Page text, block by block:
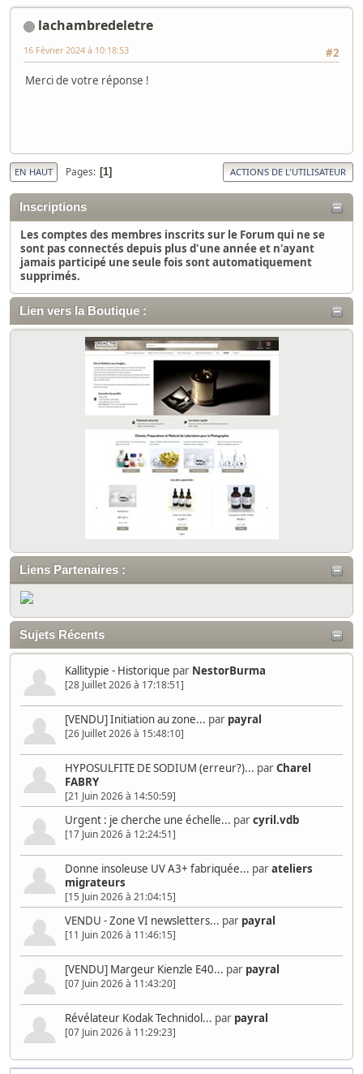
Inscriptions
Les comptes des membres inscrits sur le Forum qui ne se
sont pas connectés depuis plus d'une année et n'ayant
jamais participé une seule fois sont automatiquement
supprimés.
Lien vers la Boutique :
Liens Partenaires :
Sujets Récents
Kallitypie - Historique par NestorBurma
[28 Juillet 2026 à 17:18:51]
[VENDU] Initiation au zone... par payral
[26 Juillet 2026 à 15:48:10]
HYPOSULFITE DE SODIUM (erreur?)... parCharel
FABRY
[21 Juin 2026 à 14:50:59]
Urgent : je cherche une échelle... parcyril.vdb
[17 Juin 2026 à 12:24:51]
Donne insoleuse UV A3+ fabriquée... parateliers
migrateurs
[15 Juin 2026 à 21:04:15]
VENDU - Zone VI newsletters... par payral
[11 Juin 2026 à 11:46:15]
[VENDU] Margeur Kienzle E40... par payral
[07 Juin 2026 à 11:43:20]
Révélateur Kodak Technidol... par payral
[07 Juin 2026 à 11:29:23]
lachambredeletre
#2
16 Février 2024 à 10:18:53
Merci de votre réponse !
EN HAUT Pages 1 ACTIONS DE L'UTILISATEUR